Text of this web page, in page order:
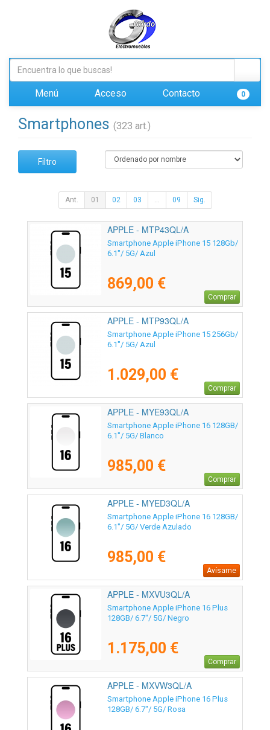
Menú Acceso Contacto 0
Smartphones (323 art.)
Filtro
Ant. 01 02 03 ... 09 Sig.
APPLE - MTP43QL/A
Smartphone Apple iPhone 15 128Gb/
6.1"/ 5G/ Azul
869,00 €
Comprar
APPLE - MTP93QL/A
Smartphone Apple iPhone 15 256Gb/
6.1"/ 5G/ Azul
1.029,00 €
Comprar
APPLE - MYE93QL/A
Smartphone Apple iPhone 16 128GB/
6.1"/ 5G/ Blanco
985,00 €
Comprar
APPLE - MYED3QL/A
Smartphone Apple iPhone 16 128GB/
6.1"/ 5G/ Verde Azulado
985,00 €
Avísame
APPLE - MXVU3QL/A
Smartphone Apple iPhone 16 Plus
128GB/ 6.7"/ 5G/ Negro
1.175,00 €
Comprar
APPLE - MXVW3QL/A
Smartphone Apple iPhone 16 Plus
128GB/ 6.7"/ 5G/ Rosa